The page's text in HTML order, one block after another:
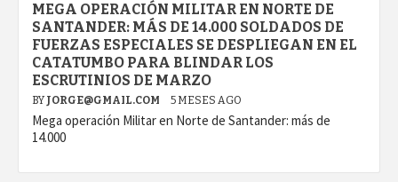
MEGA OPERACIÓN MILITAR EN NORTE DE
SANTANDER: MÁS DE 14.000 SOLDADOS DE
FUERZAS ESPECIALES SE DESPLIEGAN EN EL
CATATUMBO PARA BLINDAR LOS
ESCRUTINIOS DE MARZO
BY JORGE@GMAIL.COM 5 MESES AGO
Mega operación Militar en Norte de Santander: más de
14.000